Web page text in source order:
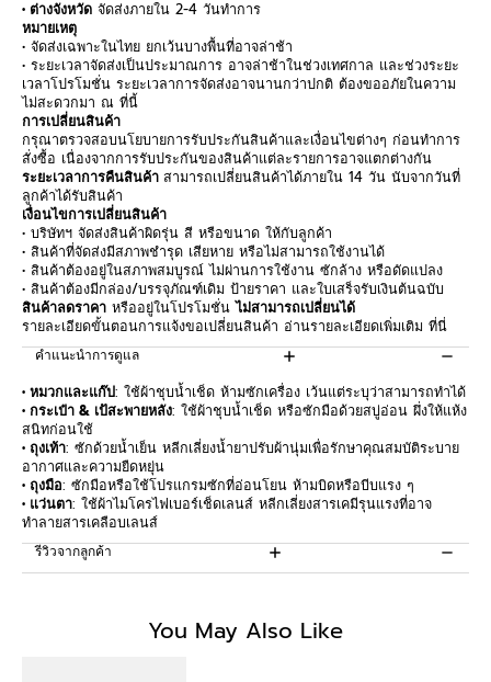
• ต่างจังหวัด จัดส่งภายใน 2-4 วันทำการ
หมายเหตุ
• จัดส่งเฉพาะในไทย ยกเว้นบางพื้นที่อาจล่าช้า
• ระยะเวลาจัดส่งเป็นประมาณการ อาจล่าช้าในช่วงเทศกาล และช่วงระยะ
เวลาโปรโมชั่น ระยะเวลาการจัดส่งอาจนานกว่าปกติ ต้องขออภัยในความ
ไม่สะดวกมา ณ ที่นี้
การเปลี่ยนสินค้า
กรุณาตรวจสอบนโยบายการรับประกันสินค้าและเงื่อนไขต่างๆ ก่อนทำการ
สั่งซื้อ เนื่องจากการรับประกันของสินค้าแต่ละรายการอาจแตกต่างกัน
ระยะเวลาการคืนสินค้า สามารถเปลี่ยนสินค้าได้ภายใน 14 วัน นับจากวันที่
ลูกค้าได้รับสินค้า
เงื่อนไขการเปลี่ยนสินค้า
• บริษัทฯ จัดส่งสินค้าผิดรุ่น สี หรือขนาด ให้กับลูกค้า
• สินค้าที่จัดส่งมีสภาพชำรุด เสียหาย หรือไม่สามารถใช้งานได้
• สินค้าต้องอยู่ในสภาพสมบูรณ์ ไม่ผ่านการใช้งาน ซักล้าง หรือดัดแปลง
• สินค้าต้องมีกล่อง/บรรจุภัณฑ์เดิม ป้ายราคา และใบเสร็จรับเงินต้นฉบับ
สินค้าลดราคา หรืออยู่ในโปรโมชั่นไม่สามารถเปลี่ยนได้
รายละเอียดขั้นตอนการแจ้งขอเปลี่ยนสินค้า อ่านรายละเอียดเพิ่มเติม ที่นี่
คำแนะนำการดูแล
• หมวกและแก๊ป: ใช้ผ้าชุบน้ำเช็ด ห้ามซักเครื่อง เว้นแต่ระบุว่าสามารถทำได้
• กระเป๋า & เป้สะพายหลัง: ใช้ผ้าชุบน้ำเช็ด หรือซักมือด้วยสบู่อ่อน ผึ่งให้แห้ง
สนิทก่อนใช้
• ถุงเท้า: ซักด้วยน้ำเย็น หลีกเลี่ยงน้ำยาปรับผ้านุ่มเพื่อรักษาคุณสมบัติระบาย
อากาศและความยืดหยุ่น
• ถุงมือ: ซักมือหรือใช้โปรแกรมซักที่อ่อนโยน ห้ามบิดหรือบีบแรง ๆ
• แว่นตา: ใช้ผ้าไมโครไฟเบอร์เช็ดเลนส์ หลีกเลี่ยงสารเคมีรุนแรงที่อาจ
ทำลายสารเคลือบเลนส์
รีวิวจากลูกค้า
You May Also Like